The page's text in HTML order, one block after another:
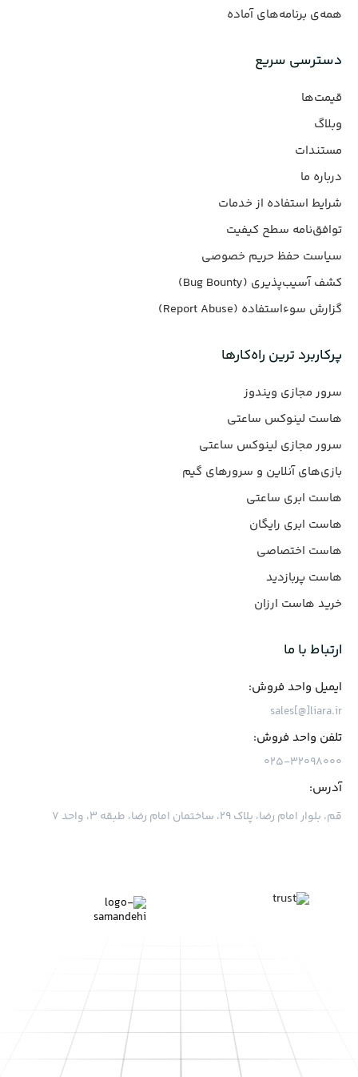
همه‌ی برنامه‌های آماده
دسترسی سریع
قیمت‌ها
وبلاگ
مستندات
درباره ما
شرایط استفاده از خدمات
توافق‌نامه سطح کیفیت
سیاست حفظ حریم خصوصی
کشف آسیب‌پذیری (Bug Bounty)
گزارش سوءاستفاده (Report Abuse)
پرکاربرد ترین راه‌کارها
سرور مجازی ویندوز
هاست لینوکس ساعتی
سرور مجازی لینوکس ساعتی
بازی‌های آنلاین و سرورهای گیم
هاست ابری ساعتی
هاست ابری رایگان
هاست اختصاصی
هاست پربازدید
خرید هاست ارزان
ارتباط با ما
ایمیل واحد فروش:
sales[@]liara.ir
تلفن واحد فروش:
۰۲۵-۳۲۰۹۸۰۰۰
آدرس:
قم، بلوار امام رضا، پلاک ۲۹، ساختمان امام رضا، طبقه ۳، واحد ۷